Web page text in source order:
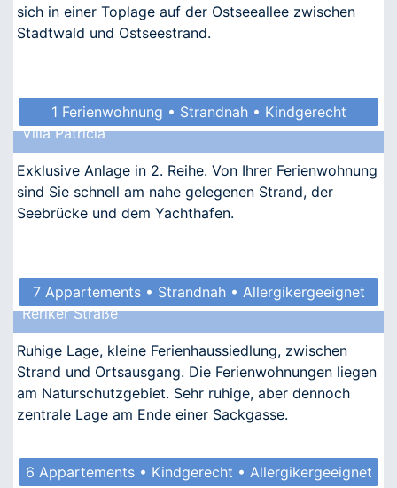
sich in einer Toplage auf der Ostseeallee zwischen
Stadtwald und Ostseestrand.
1 Ferienwohnung • Strandnah • Kindgerecht
Villa Patricia
Exklusive Anlage in 2. Reihe. Von Ihrer Ferienwohnung
sind Sie schnell am nahe gelegenen Strand, der
Seebrücke und dem Yachthafen.
7 Appartements • Strandnah • Allergikergeeignet
Reriker Straße
Ruhige Lage, kleine Ferienhaussiedlung, zwischen
Strand und Ortsausgang. Die Ferienwohnungen liegen
am Naturschutzgebiet. Sehr ruhige, aber dennoch
zentrale Lage am Ende einer Sackgasse.
6 Appartements • Kindgerecht • Allergikergeeignet